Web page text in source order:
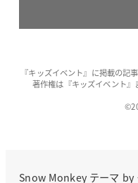
『キッズイベント』に掲載の記
著作権は『キッズイベント』
Snow Monkeyテーマ by